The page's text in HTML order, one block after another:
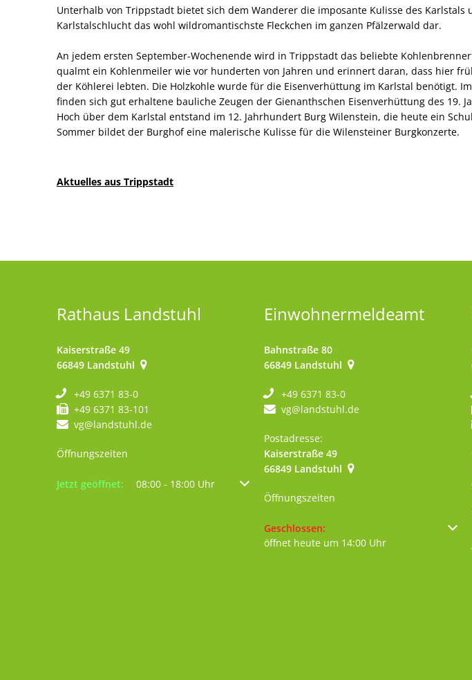
Unterhalb von Trippstadt bietet sich dem Wanderer die imposante Kulisse des Karlstals
Karlstalschlucht das wohl wildromantischste Fleckchen im ganzen Pfälzerwald dar.
An jedem ersten September-Wochenende wird in Trippstadt das beliebte
qualmt ein Kohlenmeiler wie vor hunderten von Jahren und erinnert daran, dass hier
der Köhlerei lebten. Die Holzkohle wurde für die Eisenverhüttung im Karlstal benötigt.
finden sich gut erhaltene bauliche Zeugen der Gienanthschen Eisenverhüttung des 19.
Hoch über dem Karlstal entstand im 12. Jahrhundert Burg Wilenstein, die heute ein
Sommer bildet der Burghof eine malerische Kulisse für die Wilensteiner Burgkonzerte.
Aktuelles aus Trippstadt
Rathaus Landstuhl
Kaiserstraße 49
66849 Landstuhl
+49 6371 83-0
+49 6371 83-101
vg@landstuhl.de
Öffnungszeiten
Klicken, um weitere Öffnungs- oder Schließzeiten auszublenden
Jetzt geöffnet: 08:00 - 18:00 Uhr Von 08:00 bis 18:00 Uhr
Einwohnermeldeamt
Bahnstraße 80
66849 Landstuhl
+49 6371 83-0
vg@landstuhl.de
Postadresse:
Kaiserstraße 49
66849 Landstuhl
Öffnungszeiten
Klicken, um weitere Öffnungs- oder
Geschlossen:
öffnet heute um 14:00 Uhr